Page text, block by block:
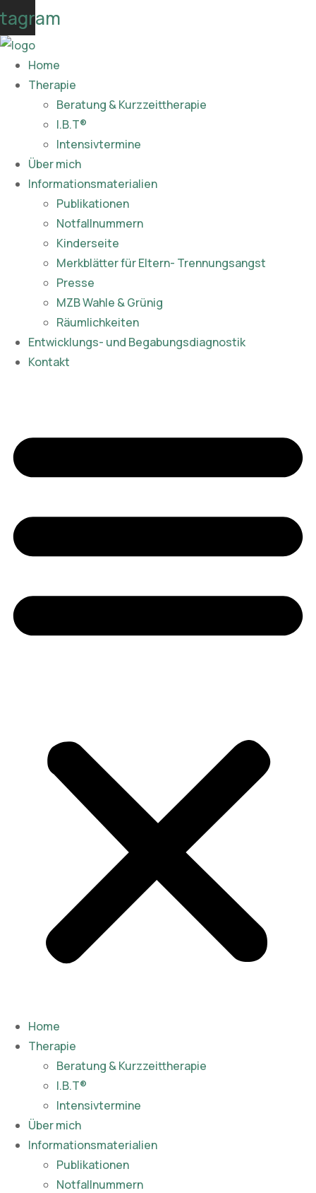
Skip
to
content
Home
Therapie
Beratung & Kurzzeittherapie
I.B.T®
Intensivtermine
Über mich
Informationsmaterialien
Publikationen​
Notfallnummern
Kinderseite
Merkblätter für Eltern- Trennungsangst
Presse
MZB Wahle & Grünig
Räumlichkeiten
Entwicklungs- und Begabungsdiagnostik
Kontakt
Home
Therapie
Beratung & Kurzzeittherapie
I.B.T®
Intensivtermine
Über mich
Informationsmaterialien
Publikationen​
Notfallnummern